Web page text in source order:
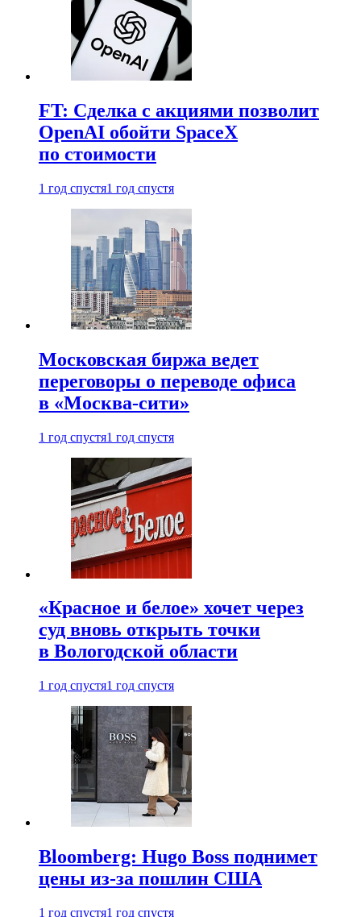
FT: Сделка с акциями позволит
OpenAI обойти SpaceX
по стоимости
1 год спустя1 год спустя
Московская биржа ведет
переговоры о переводе офиса
в «Москва-сити»
1 год спустя1 год спустя
«Красное и белое» хочет через
суд вновь открыть точки
в Вологодской области
1 год спустя1 год спустя
Bloomberg: Hugo Boss поднимет
цены из-за пошлин США
1 год спустя1 год спустя